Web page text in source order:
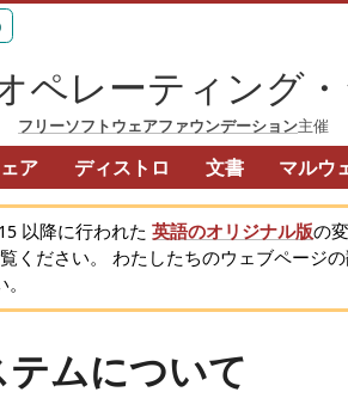
ペレーティング
フリーソフトウェアファウンデーション主催
ア ディストロ 文書 マルウ
ェア サイトマップ
以降に行われた英語のオリジナル版の
ください。 わたしたちのウェブページ
ムについて